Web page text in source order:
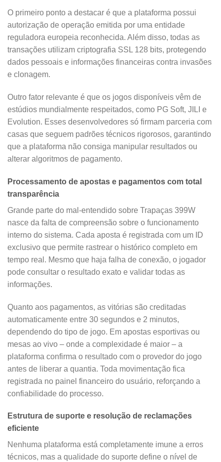
O primeiro ponto a destacar é que a plataforma possui
autorização de operação emitida por uma entidade
reguladora europeia reconhecida. Além disso, todas as
transações utilizam criptografia SSL 128 bits, protegendo
dados pessoais e informações financeiras contra invasões
e clonagem.
Outro fator relevante é que os jogos disponíveis vêm de
estúdios mundialmente respeitados, como PG Soft, JILI e
Evolution. Esses desenvolvedores só firmam parceria com
casas que seguem padrões técnicos rigorosos, garantindo
que a plataforma não consiga manipular resultados ou
alterar algoritmos de pagamento.
Processamento de apostas e pagamentos com total
transparência
Grande parte do mal-entendido sobre Trapaças 399W
nasce da falta de compreensão sobre o funcionamento
interno do sistema. Cada aposta é registrada com um ID
exclusivo que permite rastrear o histórico completo em
tempo real. Mesmo que haja falha de conexão, o jogador
pode consultar o resultado exato e validar todas as
informações.
Quanto aos pagamentos, as vitórias são creditadas
automaticamente entre 30 segundos e 2 minutos,
dependendo do tipo de jogo. Em apostas esportivas ou
mesas ao vivo – onde a complexidade é maior – a
plataforma confirma o resultado com o provedor do jogo
antes de liberar a quantia. Toda movimentação fica
registrada no painel financeiro do usuário, reforçando a
confiabilidade do processo.
Estrutura de suporte e resolução de reclamações
eficiente
Nenhuma plataforma está completamente imune a erros
técnicos, mas a qualidade do suporte define o nível de